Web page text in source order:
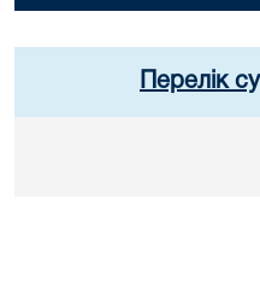
Перелік